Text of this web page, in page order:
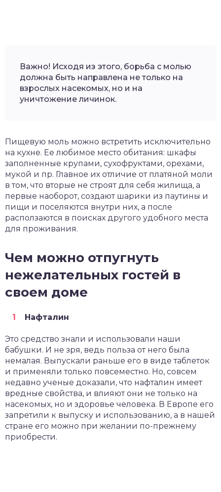
Важно! Исходя из этого, борьба с молью
должна быть направлена не только на
взрослых насекомых, но и на
уничтожение личинок.
Пищевую моль можно встретить исключительно
на кухне. Ее любимое место обитания: шкафы
заполненные крупами, сухофруктами, орехами,
мукой и пр. Главное их отличие от платяной моли
в том, что вторые не строят для себя жилища, а
первые наоборот, создают шарики из паутины и
пищи и поселяются внутри них, а после
расползаются в поисках другого удобного места
для проживания.
Чем можно отпугнуть
нежелательных гостей в
своем доме
Нафталин
Это средство знали и использовали наши
бабушки. И не зря, ведь польза от него была
немалая. Выпускали раньше его в виде таблеток
и применяли только повсеместно. Но, совсем
недавно ученые доказали, что нафталин имеет
вредные свойства, и влияют они не только на
насекомых, но и здоровье человека. В Европе его
запретили к выпуску и использованию, а в нашей
стране его можно при желании по-прежнему
приобрести.